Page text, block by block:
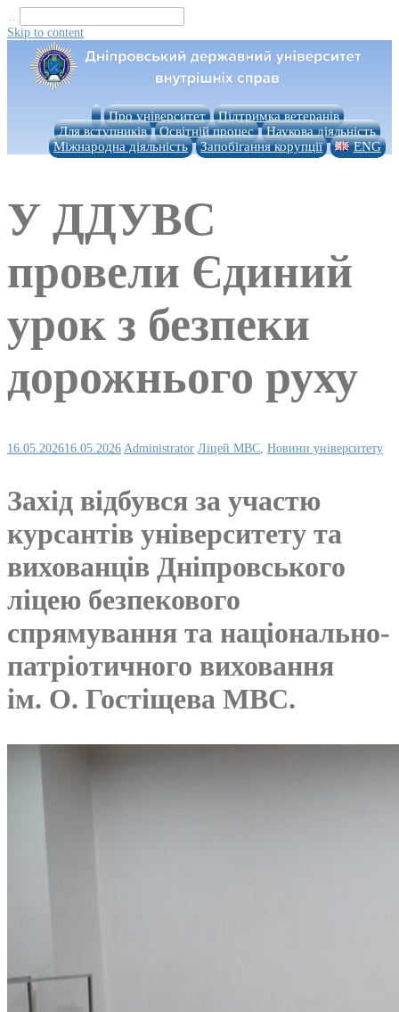
...
Skip to content
Про університет
Підтримка ветеранів
Для вступників
Освітній процес
Наукова діяльність
Міжнародна діяльність
Запобігання корупції ENG
У ДДУВС
провели Єдиний
урок з безпеки
дорожнього руху
16.05.202616.05.2026 Administrator Ліцей МВС, Новини університету
Захід відбувся за участю
курсантів університету та
вихованців Дніпровського
ліцею безпекового
спрямування та національно-
патріотичного виховання
ім. О. Гостіщева МВС.